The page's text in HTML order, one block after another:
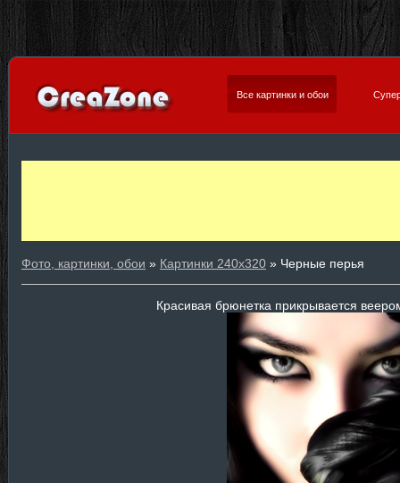
Все картинки и обои
Фото, картинки, обои » Картинки 240х320 » Черные перья
Красивая брюнетка прикрывается